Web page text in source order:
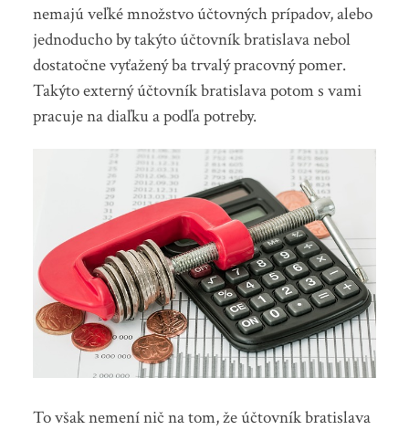
nemajú veľké množstvo účtovných prípadov, alebo
jednoducho by takýto účtovník bratislava nebol
dostatočne vyťažený ba trvalý pracovný pomer.
Takýto externý účtovník bratislava potom s vami
pracuje na diaľku a podľa potreby.
To však nemení nič na tom, že účtovník bratislava